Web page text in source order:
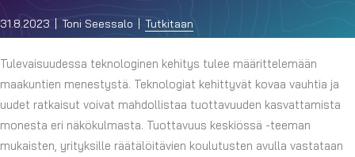
31.8.2023 Toni Seessalo Tutkitaan
Tulevaisuudessa teknologinen kehitys tulee määrittelemään
maakuntien menestystä. Teknologiat kehittyvät kovaa vauhtia ja
uudet ratkaisut voivat mahdollistaa tuottavuuden kasvattamista
monesta eri näkökulmasta. Tuottavuus keskiössä -teeman
mukaisten, yrityksille räätälöitävien koulutusten avulla vastataan